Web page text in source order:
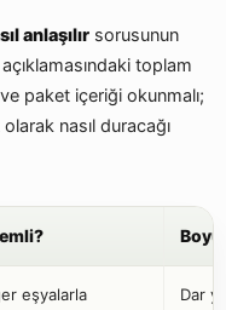
anlaşılır sorusunun
toplam
paket içeriği okunmalı;
nasıl duracağı
eşyalarla
Dar